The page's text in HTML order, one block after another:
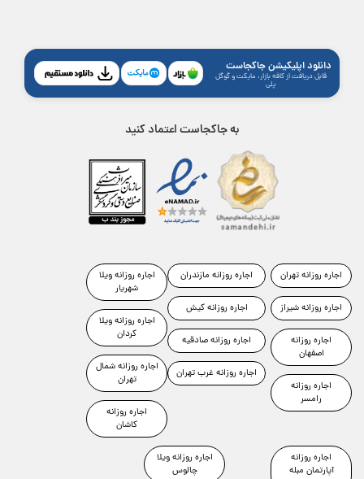
دانلود اپلیکیشن جاکجاست
قابل دریافت از کافه بازار، مایکت و گوگل
پلی
به جاکجاست اعتماد کنید
اجاره روزانه تهران
اجاره روزانه شیراز
اجاره روزانه
اصفهان
اجاره روزانه
رامسر
اجاره روزانه مازندران
اجاره روزانه کیش
اجاره روزانه صادقیه
اجاره روزانه غرب تهران
اجاره روزانه ویلا
شهریار
اجاره روزانه ویلا
کردان
اجاره روزانه شمال
تهران
اجاره روزانه
کاشان
اجاره روزانه
آپارتمان مبله
اجاره روزانه ویلا
چالوس